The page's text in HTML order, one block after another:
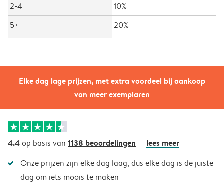
Elke dag lage prijzen, met extra voordeel bij aankoop
van meer exemplaren
2-4
10%
5+
20%
4.4op basis van 1138 beoordelingen lees meer
Onze prijzen zijn elke dag laag, dus elke dag is de juiste
dag om iets moois te maken